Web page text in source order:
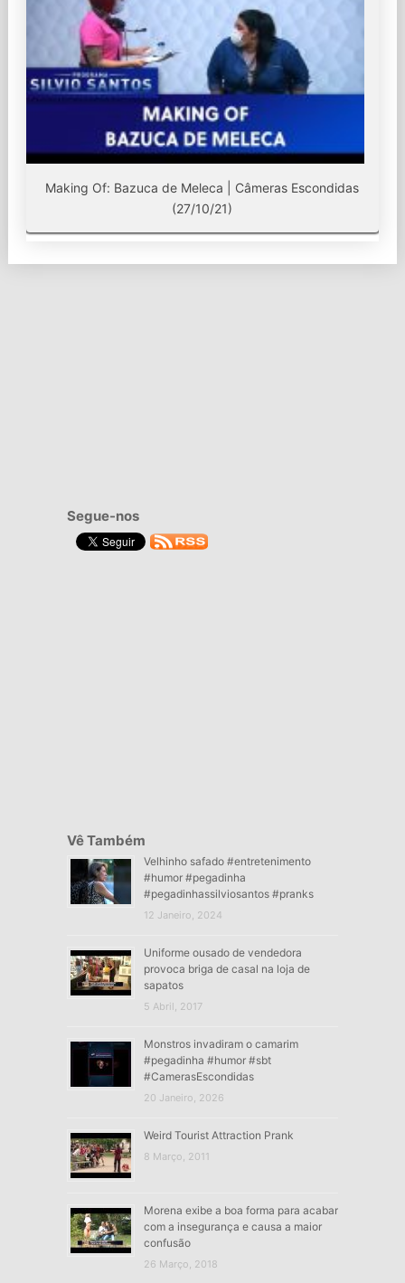
Making Of: Bazuca de Meleca | Câmeras Escondidas
(27/10/21)
Segue-nos
Vê Também
Velhinho safado #entretenimento
#humor #pegadinha
#pegadinhassilviosantos #pranks
12 Janeiro, 2024
Uniforme ousado de vendedora
provoca briga de casal na loja de
sapatos
5 Abril, 2017
Monstros invadiram o camarim
#pegadinha #humor #sbt
#CamerasEscondidas
20 Janeiro, 2026
Weird Tourist Attraction Prank
8 Março, 2011
Morena exibe a boa forma para acabar
com a insegurança e causa a maior
confusão
26 Março, 2018